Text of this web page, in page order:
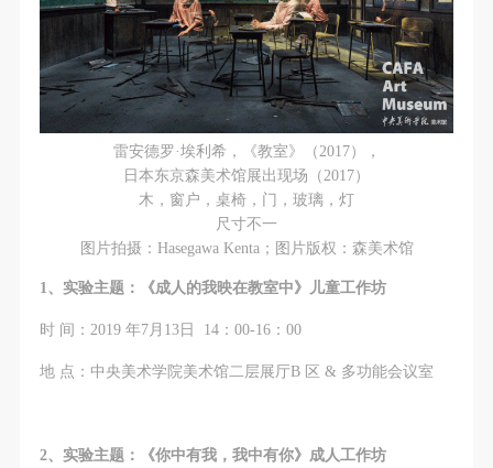
雷安德罗·埃利希，《教室》（2017），
日本东京森美术馆展出现场（2017）
木，窗户，桌椅，门，玻璃，灯
尺寸不一
图片拍摄：Hasegawa Kenta；图片版权：森美术馆
1、实验主题：《成人的我映在教室中》儿童工作坊
时 间：2019 年7月13日 14：00-16：00
地 点：中央美术学院美术馆二层展厅B 区 & 多功能会议室
2、实验主题：《你中有我，我中有你》成人工作坊
成员应当积极主动的组织实施救援工作，但对事故本
身不承担任何法律责任和经济责任。参加本次活动者
的人身安全不负有民事及相关连带责任。
第五条
参加活动者在此次活动期间应主动遵守美术馆活动秩
序、维护美术馆场地及展示、展览、馆藏艺术作品及
衍生品的安全。活动中一旦因个人原因造成美术馆场
地、空间、艺术品、衍生品等受到不同程度的损失、
应的责任与损失，应由参与活动者根据相应的法律条
文、组织规定进行协商和赔偿。并追究相应的法律责
任和经济责任。
动导师、教师指导下进行，并正确的使用活动中所涉
成员应当积极主动的组织实施救援工作，但对事故本
身不承担任何法律责任和经济责任。参加本次活动者
的人身安全不负有民事及相关连带责任。
第五条
参加活动者在此次活动期间应主动遵守美术馆活动秩
序、维护美术馆场地及展示、展览、馆藏艺术作品及
衍生品的安全。活动中一旦因个人原因造成美术馆场
地、空间、艺术品、衍生品等受到不同程度的损失、
应的责任与损失，应由参与活动者根据相应的法律条
文、组织规定进行协商和赔偿。并追究相应的法律责
任和经济责任。
动导师、教师指导下进行，并正确的使用活动中所涉
成员应当积极主动的组织实施救援工作，但对事故本
身不承担任何法律责任和经济责任。参加本次活动者
的人身安全不负有民事及相关连带责任。
第五条
参加活动者在此次活动期间应主动遵守美术馆活动秩
序、维护美术馆场地及展示、展览、馆藏艺术作品及
衍生品的安全。活动中一旦因个人原因造成美术馆场
地、空间、艺术品、衍生品等受到不同程度的损失、
应的责任与损失，应由参与活动者根据相应的法律条
文、组织规定进行协商和赔偿。并追究相应的法律责
任和经济责任。
动导师、教师指导下进行，并正确的使用活动中所涉